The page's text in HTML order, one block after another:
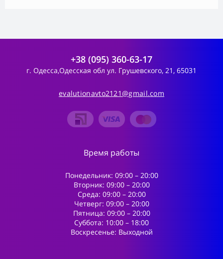
+38 (095) 360-63-17
г. Одесса,Одесская обл ул. Грушевского, 21, 65031
evalutionavto2121@gmail.com
Время работы
Понедельник: 09:00 – 20:00
Вторник: 09:00 – 20:00
Среда: 09:00 – 20:00
Четверг: 09:00 – 20:00
Пятница: 09:00 – 20:00
Суббота: 10:00 – 18:00
Воскресенье: Выходной